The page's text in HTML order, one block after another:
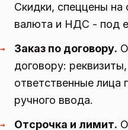
Скидки, спеццены на
валюта и НДС - под
→ Заказ по договору.
договору:
ответственные лица
ручного ввода.
→ Отсрочка и лимит.